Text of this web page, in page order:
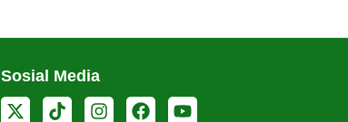
Sosial Media